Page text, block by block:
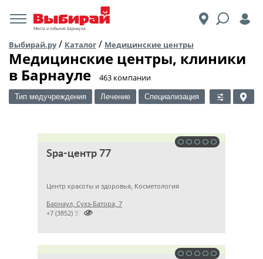
Места и события Барнаула
Выбирай.ру/ Каталог / Медицинские центры
Медицинские центры, клиники
в Барнауле
​463 компании
Тип медучреждения Лечение Специализация
Spa-центр 77
Центр красоты и здоровья, Косметология
Барнаул, Сухэ-Батора, 7

+7 (3852) 379695